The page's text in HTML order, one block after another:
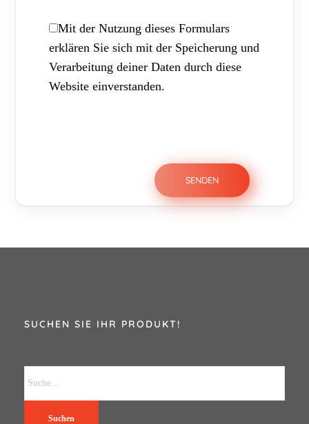
Mit der Nutzung dieses Formulars
erklären Sie sich mit der Speicherung und
Verarbeitung deiner Daten durch diese
Website einverstanden.
SUCHEN SIE IHR PRODUKT!
Suchen